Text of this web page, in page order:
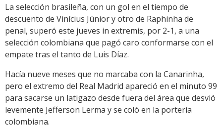
Link
La selección brasileña, con un gol en el tiempo de
descuento de Vinícius Júnior y otro de Raphinha de
penal, superó este jueves in extremis, por 2-1, a una
selección colombiana que pagó caro conformarse con el
empate tras el tanto de Luis Díaz.
Hacía nueve meses que no marcaba con la Canarinha,
pero el extremo del Real Madrid apareció en el minuto 99
para sacarse un latigazo desde fuera del área que desvió
levemente Jefferson Lerma y se coló en la portería
colombiana.